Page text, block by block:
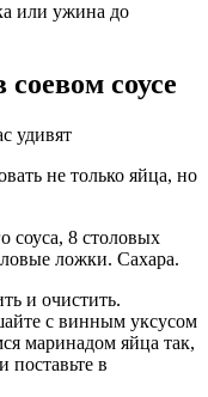
или ужина до
соусе
не только яйца, но
соуса, 8 столовых
ложки. Сахара.
и очистить.
с винным уксусом
маринадом яйца так,
в